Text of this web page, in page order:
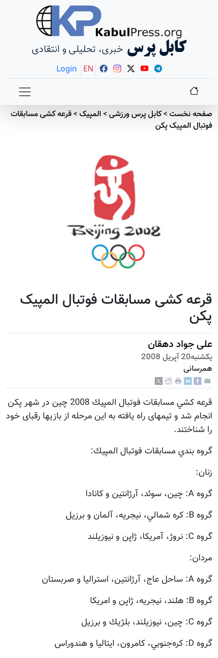
کابل پرس خبری، تحلیلی و انتقادی
Login EN
صفحه نخست>کابل پرس ورزشی> المپیک>قرعه کشی مسابقات
فوتبال المپیک پکن
قرعه کشی مسابقات فوتبال المپیک
پکن
علی جواد دهقان
يكشنبه20 آپریل 2008
همرسانی
قرعه كشي مسابقات فوتبال المپيك 2008 چين در شهر پكن
انجام شد و تیمهای راه یافته به این مرحله از بازیها رقبای خود
را شناختند.
گروه بندي مسابقات فوتبال المپيك:
زنان:
گروه A: چين، سوئد، آرژانتين و كانادا
گروه B: كره شمالي، نيجريه، آلمان و برزيل
گروه C: نروژ، آمريكا، ژاپن و نيوزيلند
مردان:
گروه A: ساحل عاج، آرژانتين، استراليا و صربستان
گروه B: هلند، نيجريه، ژاپن و امريكا
گروه C: چين، نيوزيلند، بلژيك و برزيل
گروه D: كره‌جنوبي، كامرون، ايتاليا و هندوراس